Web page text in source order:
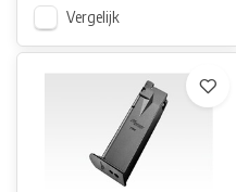
Vergelijk